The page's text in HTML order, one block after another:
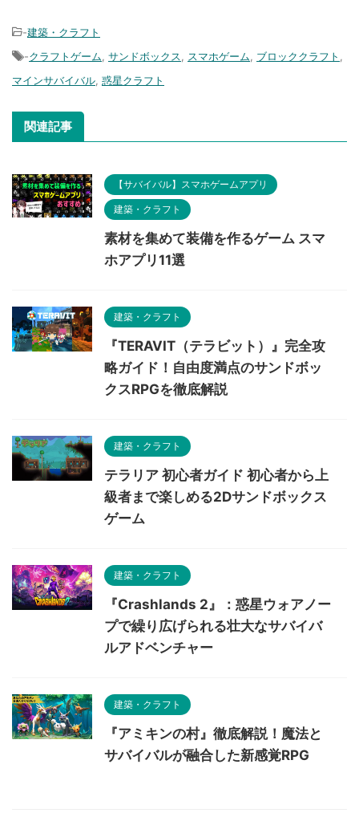
-建築・クラフト
-クラフトゲーム サンドボックス スマホゲーム ブロッククラフト
マインサバイバル 惑星クラフト
関連記事
【サバイバル】スマホゲームアプリ
建築・クラフト
素材を集めて装備を作るゲーム スマ
ホアプリ11選
建築・クラフト
『TERAVIT（テラビット）』完全攻
略ガイド！自由度満点のサンドボッ
クスRPGを徹底解説
建築・クラフト
テラリア 初心者ガイド 初心者から上
級者まで楽しめる2Dサンドボックス
ゲーム
建築・クラフト
『Crashlands 2』：惑星ウォアノー
プで繰り広げられる壮大なサバイバ
ルアドベンチャー
建築・クラフト
『アミキンの村』徹底解説！魔法と
サバイバルが融合した新感覚RPG